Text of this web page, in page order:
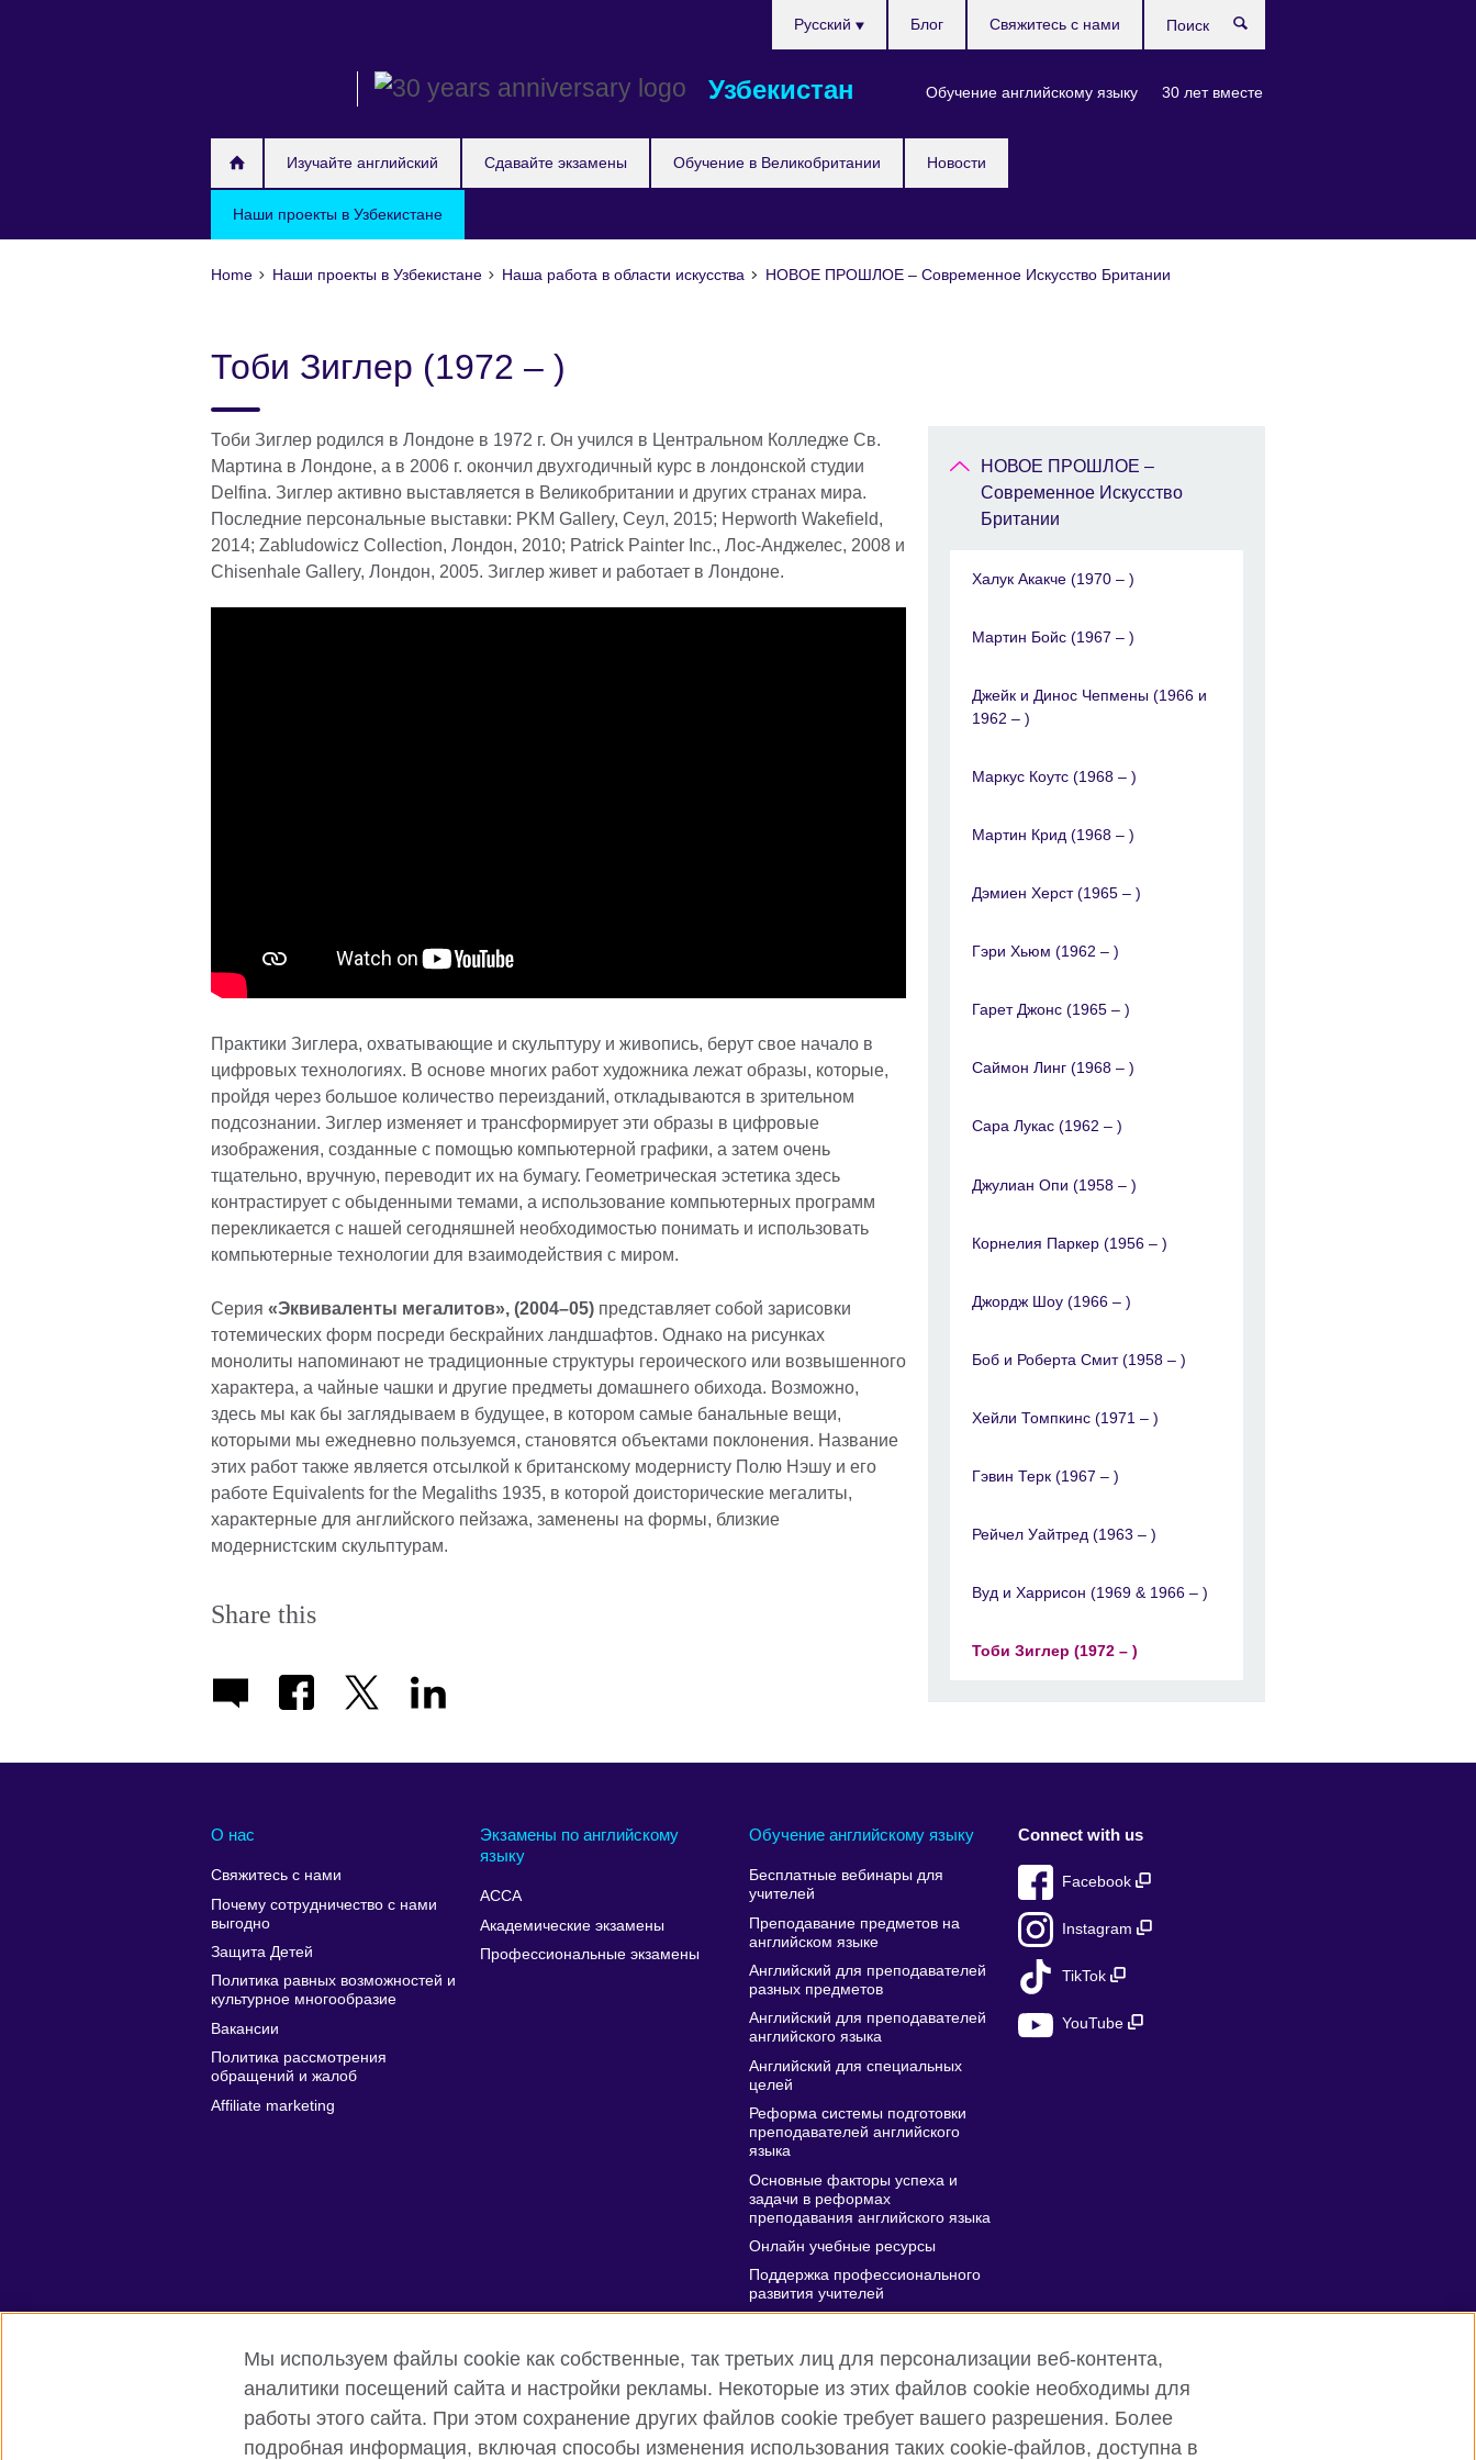
Узбекистан
Изучайте английский Сдавайте экзамены Обучение в Великобритании Новости
Наши проекты в Узбекистане
your
Pусский
Обучение английскому языку 30 лет вместе
Блог Свяжитесь с нами
Home Наши проекты в Узбекистане Наша работа в области искусства НОВОЕ ПРОШЛОЕ – Современное Искусство Британии
Тоби Зиглер (1972 – )
Тоби Зиглер родился в Лондоне в 1972 г. Он учился в Центральном Колледже Св.
Мартина в Лондоне, а в 2006 г. окончил двухгодичный курс в лондонской студии
Delfina. Зиглер активно выставляется в Великобритании и других странах мира.
Последние персональные выставки: PKM Gallery, Сеул, 2015; Hepworth Wakefield,
2014; Zabludowicz Collection, Лондон, 2010; Patrick Painter Inc., Лос-Анджелес, 2008 и
Chisenhale Gallery, Лондон, 2005. Зиглер живет и работает в Лондоне.
Практики Зиглера, охватывающие и скульптуру и живопись, берут свое начало в
цифровых технологиях. В основе многих работ художника лежат образы, которые,
пройдя через большое количество переизданий, откладываются в зрительном
подсознании. Зиглер изменяет и трансформирует эти образы в цифровые
изображения, созданные с помощью компьютерной графики, а затем очень
тщательно, вручную, переводит их на бумагу. Геометрическая эстетика здесь
контрастирует с обыденными темами, а использование компьютерных программ
перекликается с нашей сегодняшней необходимостью понимать и использовать
компьютерные технологии для взаимодействия с миром.
Серия «Эквиваленты мегалитов», (2004–05) представляет собой зарисовки
тотемических форм посреди бескрайних ландшафтов. Однако на рисунках
монолиты напоминают не традиционные структуры героического или возвышенного
характера, а чайные чашки и другие предметы домашнего обихода. Возможно,
здесь мы как бы заглядываем в будущее, в котором самые банальные вещи,
которыми мы ежедневно пользуемся, становятся объектами поклонения. Название
этих работ также является отсылкой к британскому модернисту Полю Нэшу и его
работе Equivalents for the Megaliths 1935, в которой доисторические мегалиты,
характерные для английского пейзажа, заменены на формы, близкие
модернистским скульптурам.
Share this
НОВОЕ ПРОШЛОЕ –
Современное Искусство
Британии
Халук Акакче (1970 – )
Мартин Бойс (1967 – )
Джейк и Динос Чепмены (1966 и
1962 – )
Маркус Коутс (1968 – )
Мартин Крид (1968 – )
Дэмиен Херст (1965 – )
Гэри Хьюм (1962 – )
Гарет Джонc (1965 – )
Саймон Линг (1968 – )
Сара Лукас (1962 – )
Джулиан Опи (1958 – )
Корнелия Паркер (1956 – )
Джордж Шоу (1966 – )
Боб и Роберта Смит (1958 – )
Хейли Томпкинс (1971 – )
Гэвин Терк (1967 – )
Рейчел Уайтред (1963 – )
Вуд и Харрисон (1969 & 1966 – )
Тоби Зиглер (1972 – )
О нас
Свяжитесь с нами
Почему сотрудничество с нами
выгодно
Защита Детей
Политика равных возможностей и
культурное многообразие
Вакансии
Политика рассмотрения
обращений и жалоб
Affiliate marketing
Экзамены по английскому
языку
ACCA
Академические экзамены
Профессиональные экзамены
Обучение английскому языку
Бесплатные вебинары для
учителей
Преподавание предметов на
английском языке
Английский для преподавателей
разных предметов
Английский для преподавателей
английского языка
Английский для специальных
целей
Реформа системы подготовки
преподавателей английского
языка
Основные факторы успеха и
задачи в реформах
преподавания английского языка
Онлайн учебные ресурсы
Поддержка профессионального
развития учителей
Connect with us
Facebook
Instagram
TikTok
YouTube
Британский Совет Глобальный вебсайт Правила использования и конфиденциальности Cookies Sitemap
Мы используем файлы cookie как собственные, так третьих лиц для персонализации веб-контента,
аналитики посещений сайта и настройки рекламы. Некоторые из этих файлов cookie необходимы для
работы этого сайта. При этом сохранение других файлов cookie требует вашего разрешения. Более
подробная информация, включая способы изменения использования таких cookie-файлов, доступна в